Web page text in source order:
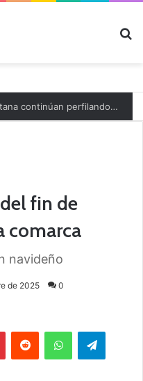
fin de
comarca
navideño
de 2025 0